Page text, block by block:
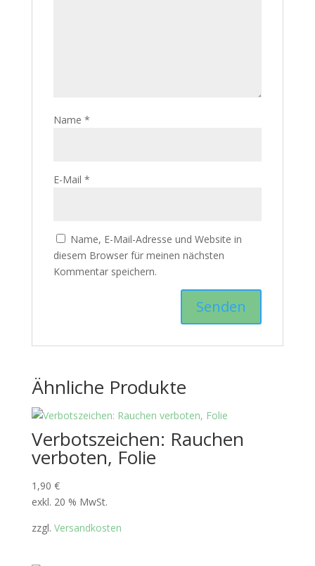
Name *
E-Mail *
Name, E-Mail-Adresse und Website in
diesem Browser für meinen nächsten
Kommentar speichern.
Ähnliche Produkte
Verbotszeichen: Rauchen
verboten, Folie
1,90 €
exkl. 20 % MwSt.
zzgl. Versandkosten